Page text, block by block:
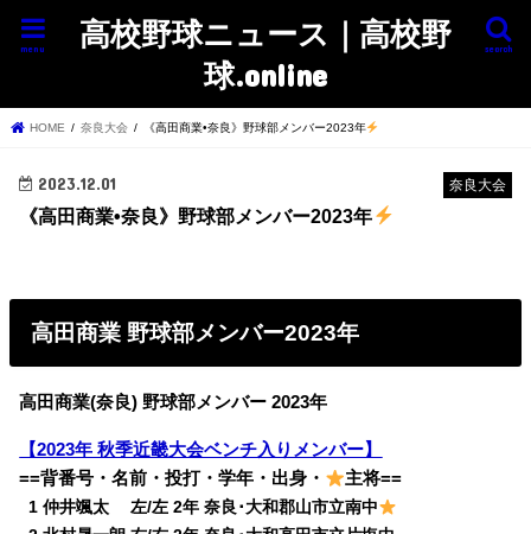
高校野球ニュース｜高校野
球.online
search
menu
HOME 奈良大会 《高田商業•奈良》野球部メンバー2023年
奈良大会
2023.12.01
《高田商業•奈良》野球部メンバー2023年
高田商業 野球部メンバー2023年
高田商業(奈良) 野球部メンバー 2023年
【2023年 秋季近畿大会ベンチ入りメンバー】
==背番号・名前・投打・学年・出身・
主将==
1 仲井颯太 左/左 2年 奈良･大和郡山市立南中